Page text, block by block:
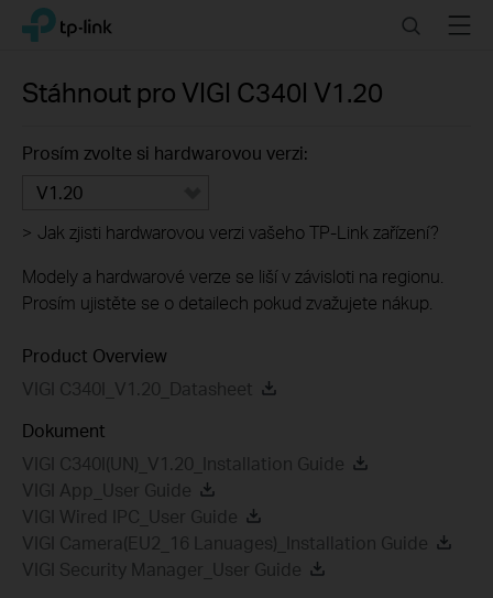
Click
navigation
TP-Link, Reliably Smart SearchMenu
Stáhnout pro VIGI C340I V1.20
Prosím zvolte si hardwarovou verzi:
V1.20
> Jak zjisti hardwarovou verzi vašeho TP-Link zařízení?
Modely a hardwarové verze se liší v závisloti na regionu.
Prosím ujistěte se o detailech pokud zvažujete nákup.
Product Overview
VIGI C340I_V1.20_Datasheet
Dokument
VIGI C340I(UN)_V1.20_Installation Guide
VIGI App_User Guide
VIGI Wired IPC_User Guide
VIGI Camera(EU2_16 Lanuages)_Installation Guide
VIGI Security Manager_User Guide